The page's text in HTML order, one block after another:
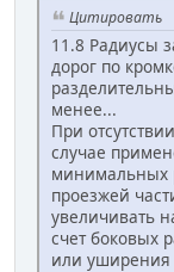
Цитировать
11.8 Радиусы
дорог по
менее...
При
случае
минимальных
проезжей
увеличивать
счет боковых
или